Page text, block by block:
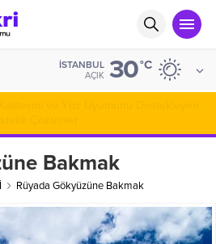
İSTANBUL
AÇIK 30°C
Bakmak
Rüyada Gökyüzüne Bakmak